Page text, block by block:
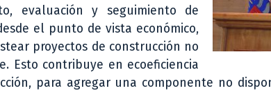
evaluación y seguimiento de
el punto de vista económico,
proyectos de construcción no
Esto contribuye en ecoeficiencia
para agregar una componente no